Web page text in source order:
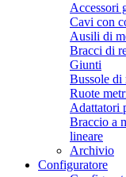
Accessori
Cavi con
Ausili di
Bracci di
Giunti
Bussole di
Ruote
Adattatori
Braccio a
lineare
Archivio
Configuratore